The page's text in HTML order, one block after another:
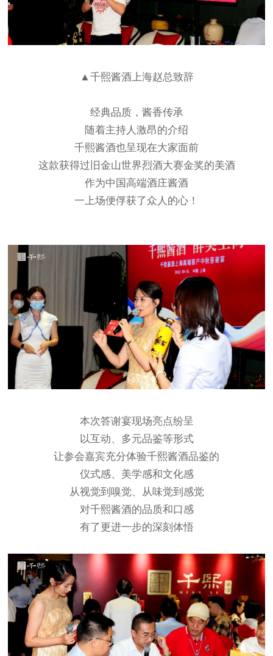
▲千熙酱酒上海赵总致辞
经典品质，酱香传承
随着主持人激昂的介绍
千熙酱酒也呈现在大家面前
这款获得过旧金山世界烈酒大赛金奖的美酒
作为中国高端酒庄酱酒
一上场便俘获了众人的心！
本次答谢宴现场亮点纷呈
以互动、多元品鉴等形式
让参会嘉宾充分体验千熙酱酒品鉴的
仪式感、美学感和文化感
从视觉到嗅觉、从味觉到感觉
对千熙酱酒的品质和口感
有了更进一步的深刻体悟